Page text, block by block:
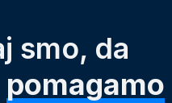
smo, da
pomagamo